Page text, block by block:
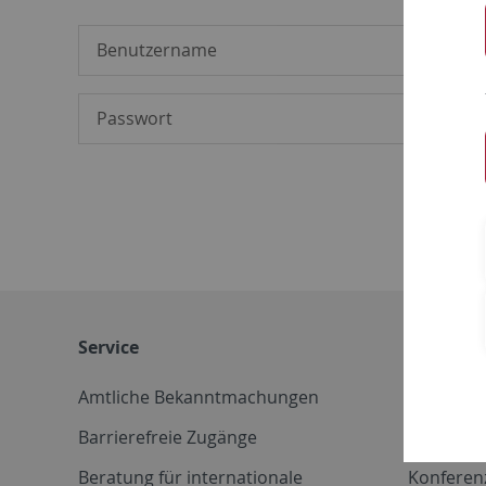
Service
Amtliche Bekanntmachungen
Barrierefreie Zugänge
Beratung für internationale